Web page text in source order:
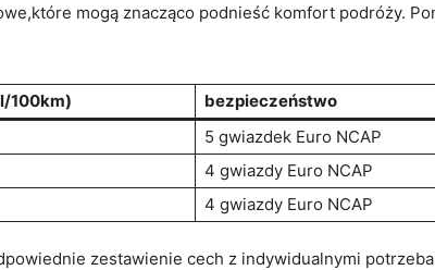
mogą znacząco podnieść komfort podróży.
100km)
bezpieczeństwo
5 gwiazdek Euro NCAP
4 gwiazdy Euro NCAP
4 gwiazdy Euro NCAP
zestawienie cech z indywidualnymi